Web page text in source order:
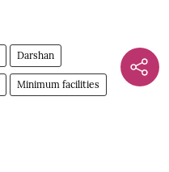
Darshan
Minimum facilities